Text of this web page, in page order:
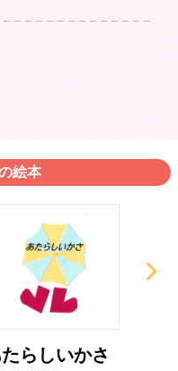
絵本
らしいかさ